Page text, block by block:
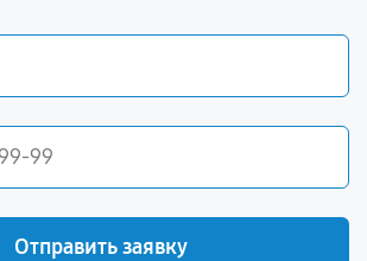
Отправить заявку